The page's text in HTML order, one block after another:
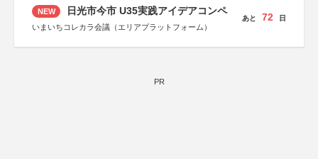
NEW 日光市今市 U35実践アイデアコンペ
いまいちコレカラ会議（エリアプラットフォーム）
あと 72 日
PR